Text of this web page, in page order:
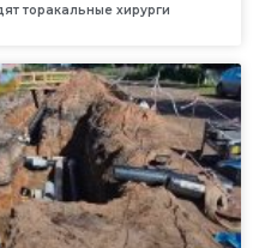
торакальные хирурги